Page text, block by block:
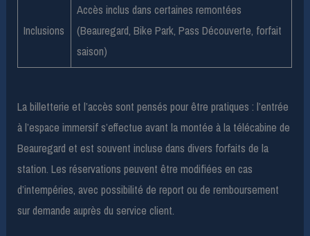
Inclusions
Accès inclus dans certaines remontées
(Beauregard, Bike Park, Pass Découverte, forfait
saison)
La billetterie et l’accès sont pensés pour être pratiques : l’entrée
à l’espace immersif s’effectue avant la montée à la télécabine de
Beauregard et est souvent incluse dans divers forfaits de la
station. Les réservations peuvent être modifiées en cas
d’intempéries, avec possibilité de report ou de remboursement
sur demande auprès du service client.